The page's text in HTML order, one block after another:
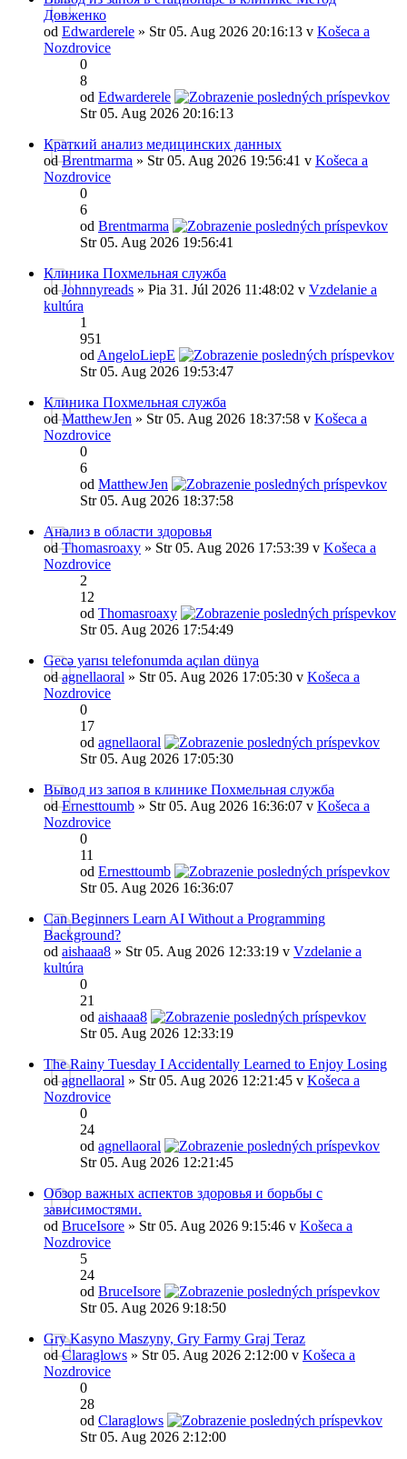
Довженко
od Edwarderele » Str 05. Aug 2026 20:16:13 v Košeca a
Nozdrovice
0
8
od Edwarderele
Str 05. Aug 2026 20:16:13
Краткий анализ медицинских данных
odBrentmarma » Str 05. Aug 2026 19:56:41 v Košeca a
Nozdrovice
0
6
od Brentmarma
Str 05. Aug 2026 19:56:41
Клиника Похмельная служба
odJohnnyreads » Pia 31. Júl 2026 11:48:02 v Vzdelanie a
kultúra
1
951
od AngeloLiepE
Str 05. Aug 2026 19:53:47
Клиника Похмельная служба
odMatthewJen » Str 05. Aug 2026 18:37:58 v Košeca a
Nozdrovice
0
6
od MatthewJen
Str 05. Aug 2026 18:37:58
Анализ в области здоровья
odThomasroaxy » Str 05. Aug 2026 17:53:39 v Košeca a
Nozdrovice
2
12
od Thomasroaxy
Str 05. Aug 2026 17:54:49
Gecə yarısı telefonumda açılan dünya
odagnellaoral » Str 05. Aug 2026 17:05:30 v Košeca a
Nozdrovice
0
17
od agnellaoral
Str 05. Aug 2026 17:05:30
Вывод из запоя в клинике Похмельная служба
odErnesttoumb » Str 05. Aug 2026 16:36:07 v Košeca a
Nozdrovice
0
11
od Ernesttoumb
Str 05. Aug 2026 16:36:07
Can Beginners Learn AI Without a Programming
Background?
od aishaaa8 » Str 05. Aug 2026 12:33:19 v Vzdelanie a
kultúra
0
21
od aishaaa8
Str 05. Aug 2026 12:33:19
The Rainy Tuesday I Accidentally Learned to Enjoy Losing
odagnellaoral » Str 05. Aug 2026 12:21:45 v Košeca a
Nozdrovice
0
24
od agnellaoral
Str 05. Aug 2026 12:21:45
Обзор важных аспектов здоровья и борьбы с
зависимостями.
od BruceIsore » Str 05. Aug 2026 9:15:46 v Košeca a
Nozdrovice
5
24
od BruceIsore
Str 05. Aug 2026 9:18:50
Gry Kasyno Maszyny, Gry Farmy Graj Teraz
odClaraglows » Str 05. Aug 2026 2:12:00 v Košeca a
Nozdrovice
0
28
od Claraglows
Str 05. Aug 2026 2:12:00